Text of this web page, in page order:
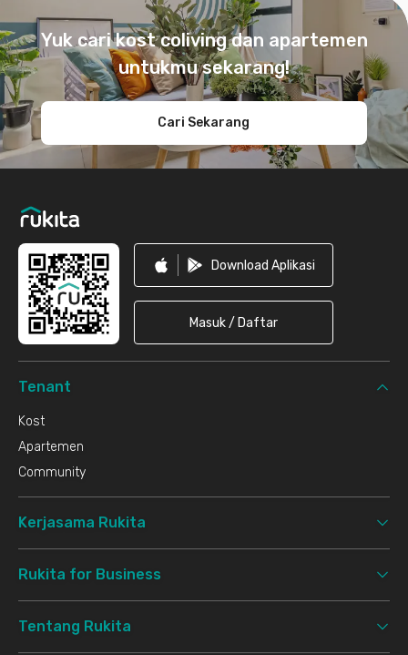
Yuk cari kost coliving dan apartemen
untukmu sekarang!
Cari Sekarang
Download Aplikasi
Masuk / Daftar
Tenant
Kost
Apartemen
Community
Kerjasama Rukita
Rukita for Business
Tentang Rukita